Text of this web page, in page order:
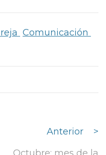
Comunicación
Anterior
>